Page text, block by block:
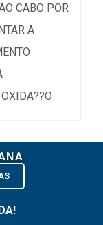
CABO POR
A